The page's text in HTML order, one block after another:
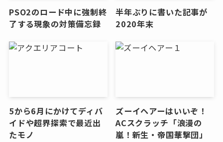
PSO2のロード中に強制終
了する現象の対策備忘録
半年ぶりに書いた記事が
2020年末
5から6月にかけてディバ
イドや超界探索で最近出
たモノ
ズーイヘアーはいいぞ！
ACスクラッチ「浪漫の
嵐！新生・帝国華撃団」